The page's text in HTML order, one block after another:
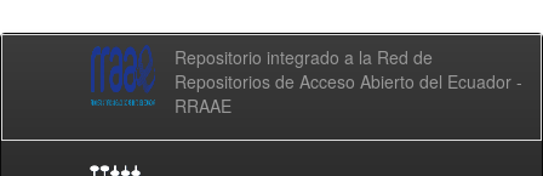
Repositorio integrado a la Red de
Repositorios de Acceso Abierto del Ecuador -
RRAAE